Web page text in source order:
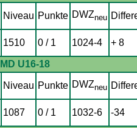
Niveau Punkte DWZneu
1510 0 / 1 1024-4 + 8
U16-18
Niveau Punkte DWZneu
1087 0 / 1 1032-6 -34